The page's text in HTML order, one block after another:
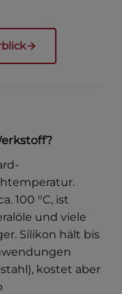
100 °C, ist
und viele
Silikon hält bis
kostet aber